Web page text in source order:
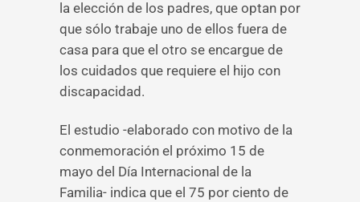
la elección de los padres, que optan por
que sólo trabaje uno de ellos fuera de
casa para que el otro se encargue de
los cuidados que requiere el hijo con
discapacidad.
El estudio -elaborado con motivo de la
conmemoración el próximo 15 de
mayo del Día Internacional de la
Familia- indica que el 75 por ciento de